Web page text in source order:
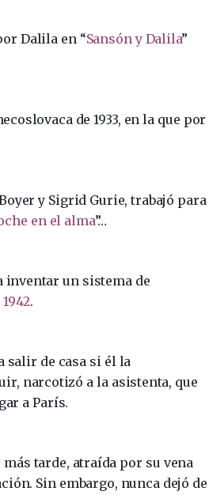
Dalila en “Sansón y Dalila”
de 1933, en la que por
y Sigrid Gurie, trabajó para
en el alma”…
inventar un sistema de
.
de casa si él la
narcotizó a la asistenta, que
a París.
tarde, atraída por su vena
Sin embargo, nunca dejó de